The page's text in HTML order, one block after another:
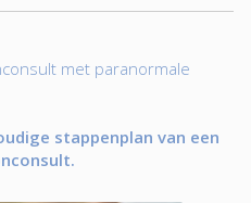
met paranormale
stappenplan van een